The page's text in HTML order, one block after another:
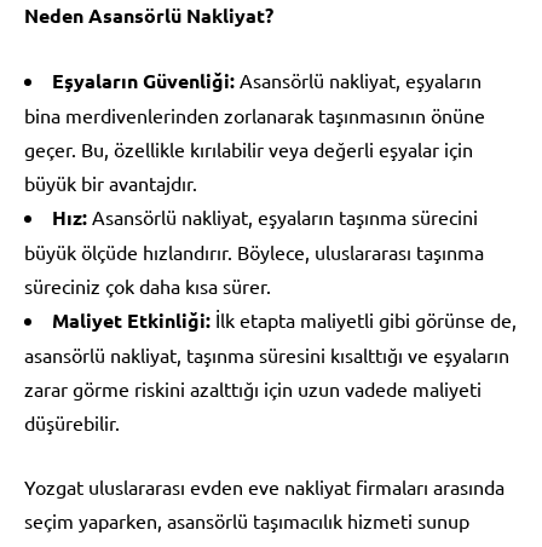
Neden Asansörlü Nakliyat?
Eşyaların Güvenliği: Asansörlü nakliyat, eşyaların
bina merdivenlerinden zorlanarak taşınmasının önüne
geçer. Bu, özellikle kırılabilir veya değerli eşyalar için
büyük bir avantajdır.
Hız: Asansörlü nakliyat, eşyaların taşınma sürecini
büyük ölçüde hızlandırır. Böylece, uluslararası taşınma
süreciniz çok daha kısa sürer.
Maliyet Etkinliği: İlk etapta maliyetli gibi görünse de,
asansörlü nakliyat, taşınma süresini kısalttığı ve eşyaların
zarar görme riskini azalttığı için uzun vadede maliyeti
düşürebilir.
Yozgat uluslararası evden eve nakliyat firmaları arasında
seçim yaparken, asansörlü taşımacılık hizmeti sunup